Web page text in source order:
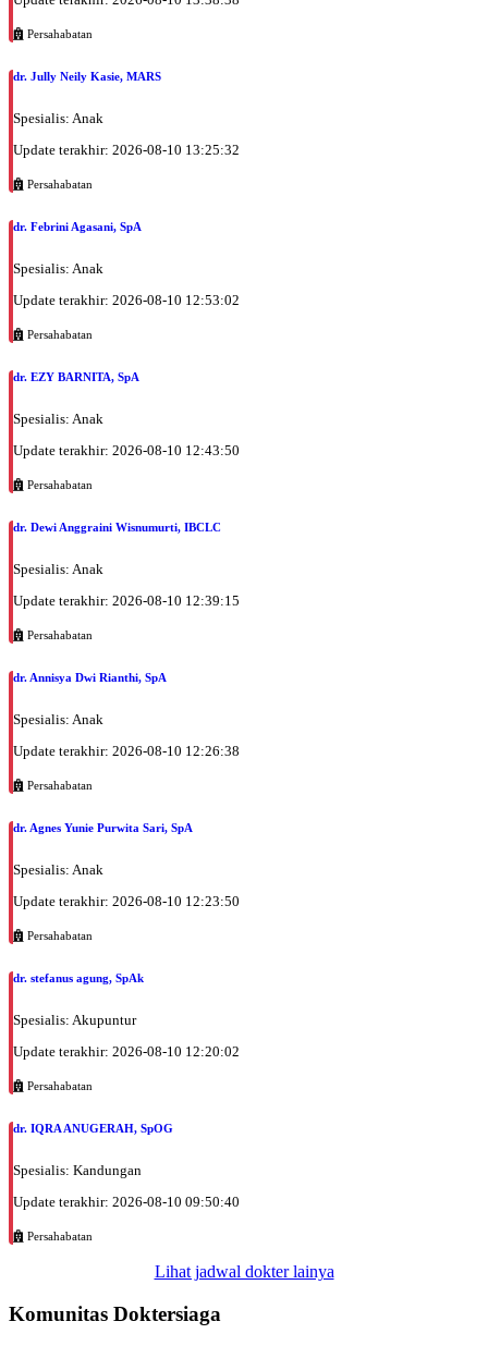
Persahabatan
dr. Jully Neily Kasie, MARS
Spesialis: Anak
Update terakhir: 2026-08-10 13:25:32
Persahabatan
dr. Febrini Agasani, SpA
Spesialis: Anak
Update terakhir: 2026-08-10 12:53:02
Persahabatan
dr. EZY BARNITA, SpA
Spesialis: Anak
Update terakhir: 2026-08-10 12:43:50
Persahabatan
dr. Dewi Anggraini Wisnumurti, IBCLC
Spesialis: Anak
Update terakhir: 2026-08-10 12:39:15
Persahabatan
dr. Annisya Dwi Rianthi, SpA
Spesialis: Anak
Update terakhir: 2026-08-10 12:26:38
Persahabatan
dr. Agnes Yunie Purwita Sari, SpA
Spesialis: Anak
Update terakhir: 2026-08-10 12:23:50
Persahabatan
dr. stefanus agung, SpAk
Spesialis: Akupuntur
Update terakhir: 2026-08-10 12:20:02
Persahabatan
dr. IQRA ANUGERAH, SpOG
Spesialis: Kandungan
Update terakhir: 2026-08-10 09:50:40
Persahabatan
Lihat jadwal dokter lainya
Komunitas Doktersiaga